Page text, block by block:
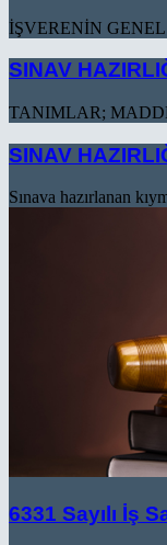
İŞVERENİN GENEL
SINAV
TANIMLAR; MADDE
SINAV
Sınava hazırlanan
6331 Sayılı İş